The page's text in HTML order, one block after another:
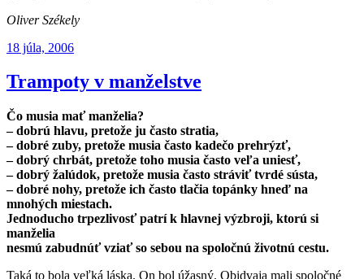
Oliver Székely
Publikované
18 júla, 2006
Trampoty v manželstve
Čo musia mať manželia?
– dobrú hlavu, pretože ju často stratia,
– dobré zuby, pretože musia často kadečo prehrýzť,
– dobrý chrbát, pretože toho musia často veľa uniesť,
– dobrý žalúdok, pretože musia často stráviť tvrdé sústa,
– dobré nohy, pretože ich často tlačia topánky hneď na
mnohých miestach.
Jednoducho trpezlivosť patrí k hlavnej výzbroji, ktorú si
manželia
nesmú zabudnúť vziať so sebou na spoločnú životnú cestu.
Taká to bola veľká láska. On bol úžasný. Obidvaja mali spoločné